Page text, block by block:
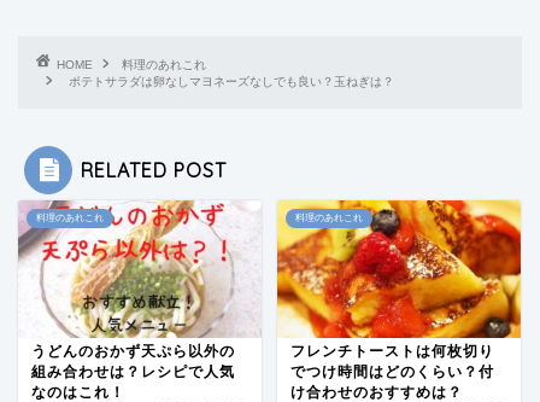
HOME
料理のあれこれ
ポテトサラダは卵なしマヨネーズなしでも良い？玉ねぎは？
RELATED POST
料理のあれこれ
うどんのおかず天ぷら以外の
組み合わせは？レシピで人気
なのはこれ！
料理のあれこれ
フレンチトーストは何枚切り
でつけ時間はどのくらい？付
け合わせのおすすめは？